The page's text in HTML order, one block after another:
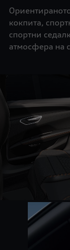
кокпита,
спортни
атмосфера на